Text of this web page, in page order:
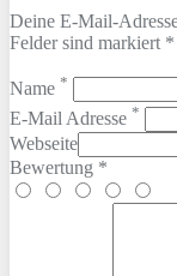
Deine E-Mail-
Felder sind markiert *
Name *
E-Mail Adresse *
Webseite
Bewertung *